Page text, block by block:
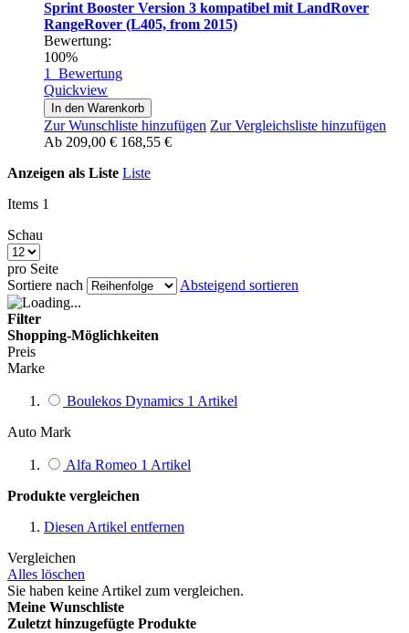
Sprint Booster Version 3 kompatibel mit LandRover
RangeRover (L405, from 2015)
Bewertung:
100%
1 Bewertung
Quickview
In den Warenkorb
Zur Wunschliste hinzufügen Zur Vergleichsliste hinzufügen
Ab 209,00 € 168,55 €
Anzeigen als Liste Liste
Items 1
Schau
pro Seite
Sortiere nach
Absteigend sortieren
Filter
Shopping-Möglichkeiten
Preis
Marke
Boulekos Dynamics 1 Artikel
Auto Mark
Alfa Romeo 1 Artikel
Produkte vergleichen
Diesen Artikel entfernen
Vergleichen
Alles löschen
Sie haben keine Artikel zum vergleichen.
Meine Wunschliste
Zuletzt hinzugefügte Produkte